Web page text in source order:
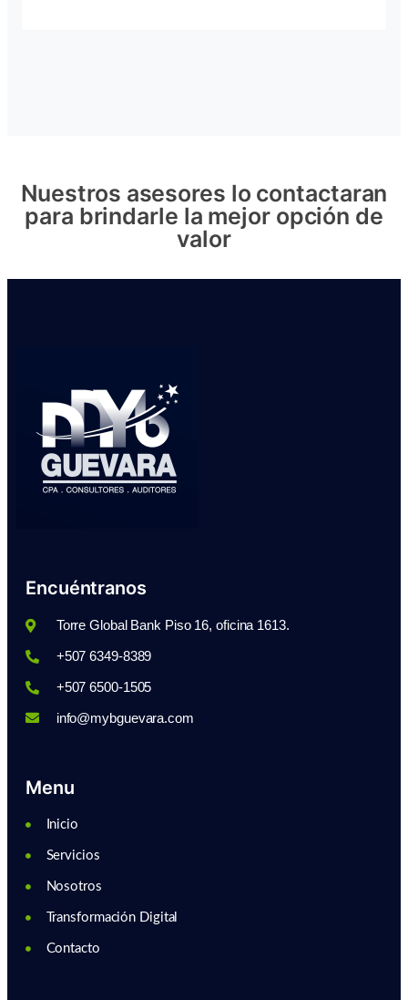
Nuestros asesores lo contactaran
para brindarle la mejor opción de
valor
Encuéntranos
Torre Global Bank Piso 16, oficina 1613.
+507 6349-8389
+507 6500-1505
info@mybguevara.com
Menu
Inicio
Servicios
Nosotros
Transformación Digital
Contacto